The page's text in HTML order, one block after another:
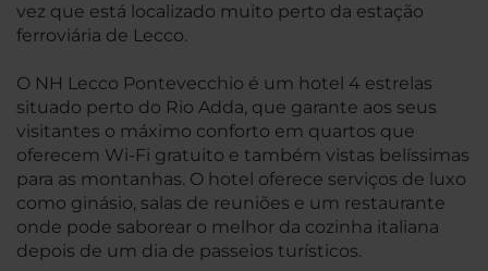
vez que está localizado muito perto da estação
ferroviária de Lecco.
O NH Lecco Pontevecchio é um hotel 4 estrelas
situado perto do Rio Adda, que garante aos seus
visitantes o máximo conforto em quartos que
oferecem Wi-Fi gratuito e também vistas belíssimas
para as montanhas. O hotel oferece serviços de luxo
como ginásio, salas de reuniões e um restaurante
onde pode saborear o melhor da cozinha italiana
depois de um dia de passeios turísticos.